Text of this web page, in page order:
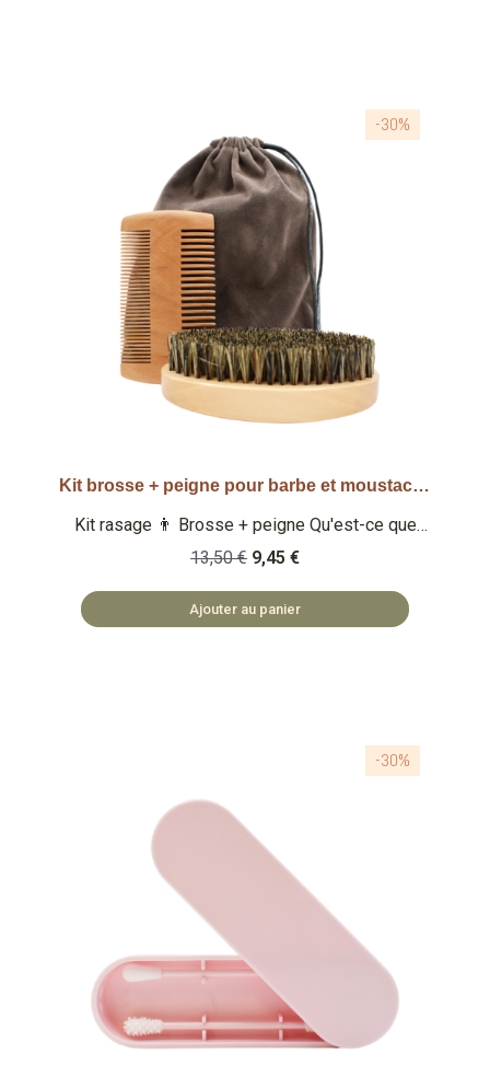
Aperçu rapide
-30%
Kit brosse + peigne pour barbe et moustache
Kit rasage 👨 Brosse + peigne Qu'est-ce que
c'est ? Kit brosse + peigne pour barbe et
moustache en bois dans son pochon de
rangement. 🏡 ACCESSOIRES FABRIQUÉS EN
PRC
13,50 € 9,45 €
Ajouter au panier
-30%